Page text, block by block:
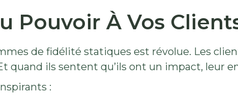
Pouvoir À Vos
de fidélité statiques est révolue. Les
quand ils sentent qu’ils ont un impact, leur
: